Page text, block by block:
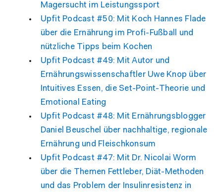
Magersucht im Leistungssport
Upfit Podcast #50: Mit Koch Hannes Flade
über die Ernährung im Profi-Fußball und
nützliche Tipps beim Kochen
Upfit Podcast #49: Mit Autor und
Ernährungswissenschaftler Uwe Knop über
Intuitives Essen, die Set-Point-Theorie und
Emotional Eating
Upfit Podcast #48: Mit Ernährungsblogger
Daniel Beuschel über nachhaltige, regionale
Ernährung und Fleischkonsum
Upfit Podcast #47: Mit Dr. Nicolai Worm
über die Themen Fettleber, Diät-Methoden
und das Problem der Insulinresistenz in